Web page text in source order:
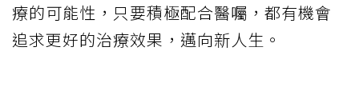
療的可能性，只要積極配合醫囑，都有機會
追求更好的治療效果，邁向新人生。